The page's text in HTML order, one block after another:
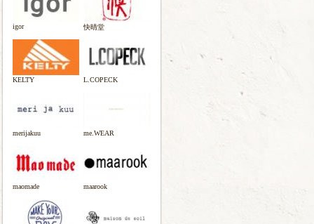
igor 快晴堂
KELTY L.COPECK
merijakuu me.WEAR
maomade maarook